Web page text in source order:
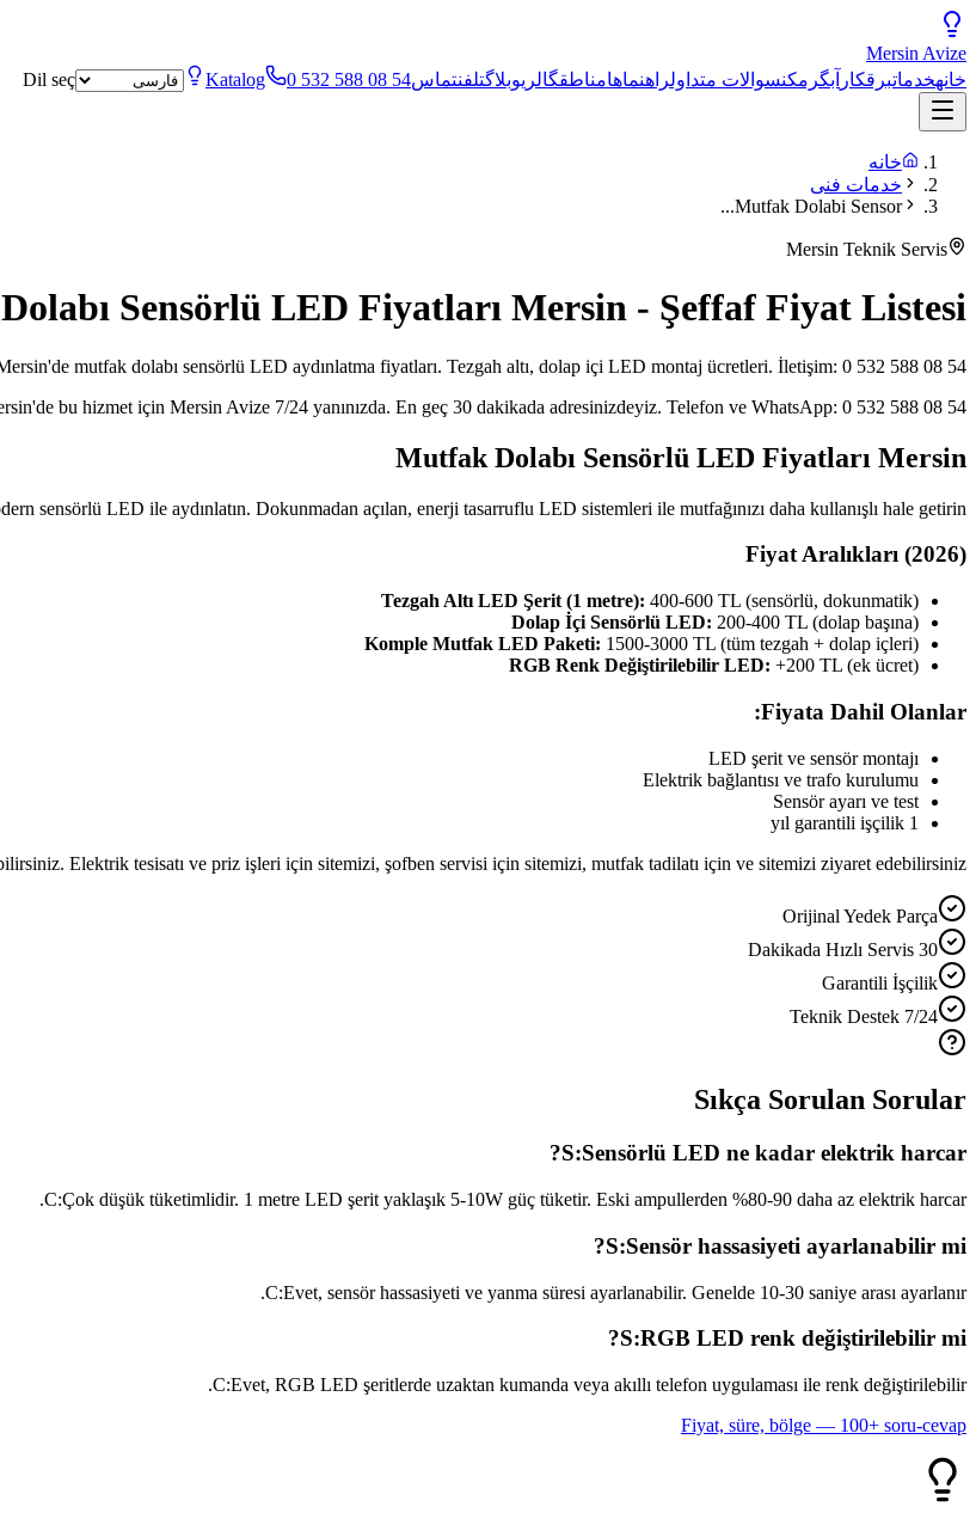
Mersin Avize
خانهخدماتبرقکار آبگرمکنسوالات متداولراهنماهامناطقگالریوبلاگتلفنتماس Dil seç Katalog 0 532 588 08 54
خانه
خدمات فنی
Mutfak Dolabi Sensor...
Mersin Teknik Servis
Sensörlü LED Fiyatları Mersin - Şeffaf Fiyat Listesi
mutfak dolabı sensörlü LED aydınlatma fiyatları. Tezgah altı, dolap içi LED montaj ücretleri. İletişim: 0 532 588 08 54.
bu hizmet için Mersin Avize 7/24 yanınızda. En geç 30 dakikada adresinizdeyiz. Telefon ve WhatsApp: 0 532 588 08 54.
Mutfak Dolabı Sensörlü LED Fiyatları Mersin
sensörlü LED ile aydınlatın. Dokunmadan açılan, enerji tasarruflu LED sistemleri ile mutfağınızı daha kullanışlı hale getirin.
Fiyat Aralıkları (2026)
Tezgah Altı LED Şerit (1 metre): 400-600 TL (sensörlü, dokunmatik)
Dolap İçi Sensörlü LED: 200-400 TL (dolap başına)
Komple Mutfak LED Paketi: 1500-3000 TL (tüm tezgah + dolap içleri)
RGB Renk Değiştirilebilir LED: +200 TL (ek ücret)
Fiyata Dahil Olanlar:
LED şerit ve sensör montajı
Elektrik bağlantısı ve trafo kurulumu
Sensör ayarı ve test
1 yıl garantili işçilik
Elektrik tesisatı ve priz işleri için sitemizi, şofben servisi için sitemizi, mutfak tadilatı için ve sitemizi ziyaret edebilirsiniz.
Orijinal Yedek Parça
30 Dakikada Hızlı Servis
Garantili İşçilik
7/24 Teknik Destek
Sıkça Sorulan Sorular
S:Sensörlü LED ne kadar elektrik harcar?
C:Çok düşük tüketimlidir. 1 metre LED şerit yaklaşık 5-10W güç tüketir. Eski ampullerden %80-90 daha az elektrik harcar.
S:Sensör hassasiyeti ayarlanabilir mi?
C:Evet, sensör hassasiyeti ve yanma süresi ayarlanabilir. Genelde 10-30 saniye arası ayarlanır.
S:RGB LED renk değiştirilebilir mi?
C:Evet, RGB LED şeritlerde uzaktan kumanda veya akıllı telefon uygulaması ile renk değiştirilebilir.
Fiyat, süre, bölge — 100+ soru-cevap